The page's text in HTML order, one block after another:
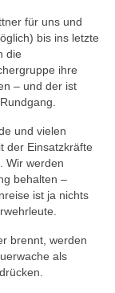
für uns und
bis ins letzte
die
ihre
– und der ist
und vielen
der Einsatzkräfte
Wir werden
behalten –
ist ja nichts
brennt, werden
als